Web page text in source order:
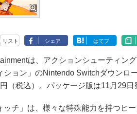
リスト シェア はてブ
は、アクションシューティン
ション」のNintendo Switchダウンロ
（税込）。パッケージ版は11月29日
チ」は、様々な特殊能力を持つヒ